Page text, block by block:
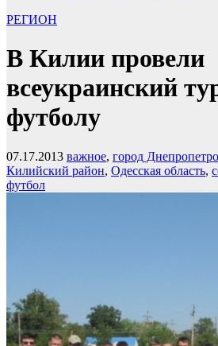
РЕГИОН
В Килии провели
всеукраинский
футболу
07.17.2013 важное, город
Килийский район, Одесская область,
футбол